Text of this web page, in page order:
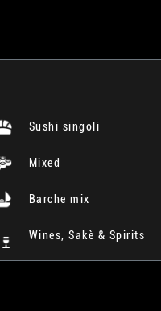
Sushi singoli
Mixed
Barche mix
Wines, Sakè & Spirits